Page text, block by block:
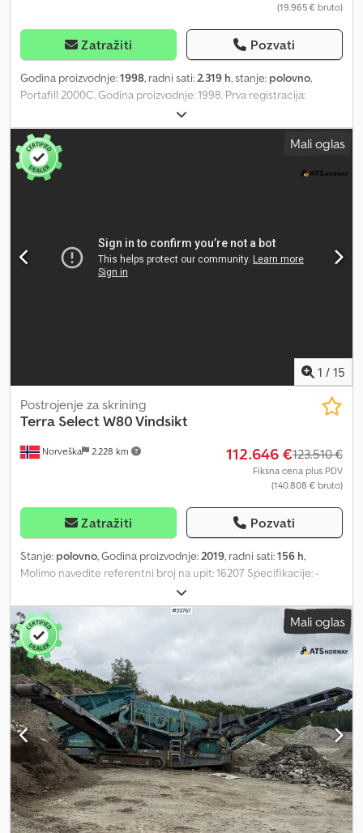
(19.965 € bruto)
Zatražiti Pozvati
Godina proizvodnje:1998, radni sati:2.319 h, stanje: polovno,
Portafill 2000C. Godina proizvodnje: 1998. Prva registracija:
13.10.2000. Radni sati: 2319. Težina: 8300 kg. Opterećenje po
osovini: 1: 4000 kg. 2: 4300 kg. CE mašina. Transportna traka.
Uključujući nemačke registracione dokumente! Gume:
215/75R17,5, 70%. Nemačka mašina! ID broj: 333. Opšti uslovi
poslovanja kompanije Heinhuis važe za sve oglase, ponude i
Heinhuis i izjavljujete da ste upoznati sa ovim Opštim uslovima
poslovanja. Naše cene su izvozne neto cene. = Dodatne
informacije = Vrsta goriva: Dizel Godina proizvodnje: 1998. Boja:
Mali oglas
1 / 15
Norveška 2.228 km
Postrojenje za skrining
Terra Select W80 Vindsikt
112.646 €123.510 €
Fiksna cena plus PDV
(140.808 € bruto)
Zatražiti Pozvati
Stanje: polovno, Godina proizvodnje:2019, radni sati:156 h,
Molimo navedite referentni broj na upit: 16207 Specifikacije: -
Model 2019 - Pregledan 2021. godine, prema rečima vlasnika - CE
označen - Radni časovi: 156 - Dobre gume - Separacija otpada
Csdoutdwwspfx Abzjrf - Spreman za isporuku. Opis: Terra Select
W80 sortira otpad. Veoma pogodan za usitnjavanje materijala i
uklanjanje nečistoća, kao što je plastika. Samo 156 radnih sati.
Spreman za isporuku. Radni sati: 156 Vlastita masa: 11 Model: W80
Vindsikt = Više informacija = Serijski broj: W09W80215K3T6xxxx Za
više informacija kontaktirajte ATS Norway.
Mali oglas